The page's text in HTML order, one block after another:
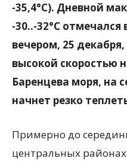
-35,4°С). Дневной
-30..-32°С отмечался
вечером, 25
высокой скоростью
Баренцева моря, на
начнет резко
Примерно до
центральных районах